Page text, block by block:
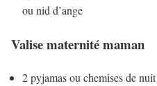
ou nid d’ange
Valise maternité maman
2 pyjamas ou chemises de